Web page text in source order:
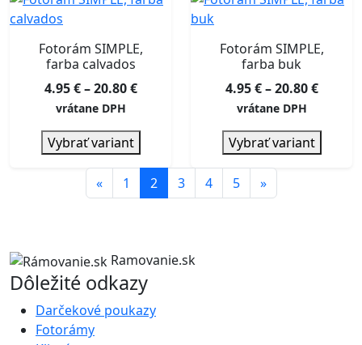
Fotorám SIMPLE,
farba calvados
4.95€ – 20.80€Price
4.95 €
20.80 €
vrátane DPH
Vybrať variant
Fotorám SIMPLE,
farba buk
4.95€ – 20.80€Price
4.95 €
vrátane DPH
Vybrať variant
« 1 2 3 4 5 »
Ramovanie.sk
Dôležité odkazy
Darčekové poukazy
Fotorámy